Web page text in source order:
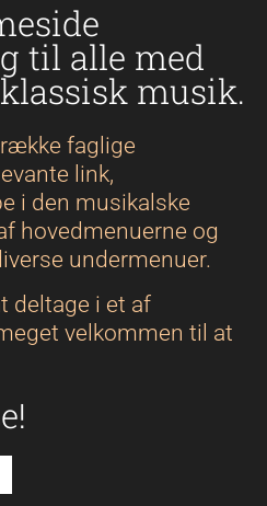
til alle med
musik.
faglige
link,
i den musikalske
hovedmenuerne og
undermenuer.
deltage i et af
velkommen til at